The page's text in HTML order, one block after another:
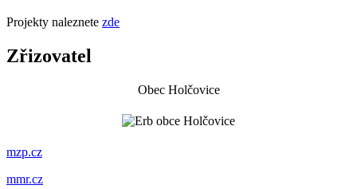
Projekty naleznete zde
Zřizovatel
Obec Holčovice
mzp.cz
mmr.cz